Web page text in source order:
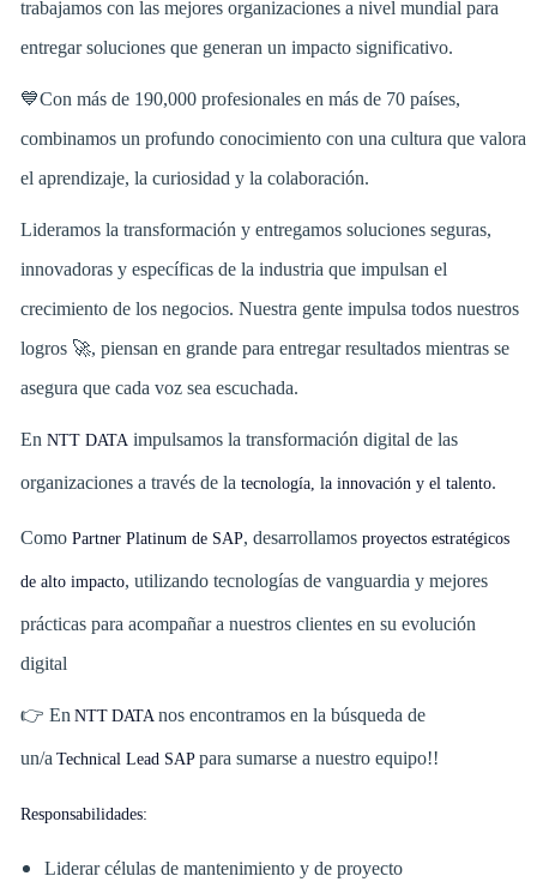
trabajamos con las mejores organizaciones a nivel mundial para
entregar soluciones que generan un impacto significativo.
💙Con más de 190,000 profesionales en más de 70 países,
combinamos un profundo conocimiento con una cultura que valora
el aprendizaje, la curiosidad y la colaboración.
Lideramos la transformación y entregamos soluciones seguras,
innovadoras y específicas de la industria que impulsan el
crecimiento de los negocios. Nuestra gente impulsa todos nuestros
logros 🚀, piensan en grande para entregar resultados mientras se
asegura que cada voz sea escuchada.
En NTT DATA impulsamos la transformación digital de las
organizaciones a través de la tecnología, la innovación y el talento.
Como Partner Platinum de SAP, desarrollamos proyectos estratégicos
de alto impacto, utilizando tecnologías de vanguardia y mejores
prácticas para acompañar a nuestros clientes en su evolución
digital
👉 EnNTT DATA nos encontramos en la búsqueda de
un/a Technical Lead SAP para sumarse a nuestro equipo!!
Responsabilidades:
Liderar células de mantenimiento y de proyecto